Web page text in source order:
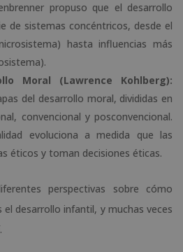
propuso que el desarrollo
de sistemas concéntricos, desde el
hasta influencias más
Moral (Lawrence Kohlberg):
del desarrollo moral, divididas en
convencional y posconvencional.
evoluciona a medida que las
éticos y toman decisiones éticas.
perspectivas sobre cómo
desarrollo infantil, y muchas veces